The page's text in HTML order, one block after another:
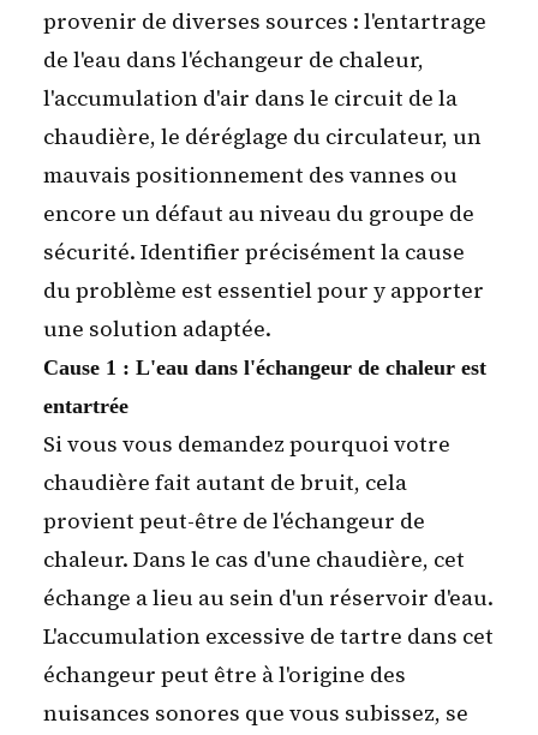
provenir de diverses sources : l'entartrage
de l'eau dans l'échangeur de chaleur,
l'accumulation d'air dans le circuit de la
chaudière, le déréglage du circulateur, un
mauvais positionnement des vannes ou
encore un défaut au niveau du groupe de
sécurité. Identifier précisément la cause
du problème est essentiel pour y apporter
une solution adaptée.
Cause 1 : L'eau dans l'échangeur de chaleur est
entartrée
Si vous vous demandez pourquoi votre
chaudière fait autant de bruit, cela
provient peut-être de l'échangeur de
chaleur. Dans le cas d'une chaudière, cet
échange a lieu au sein d'un réservoir d'eau.
L'accumulation excessive de tartre dans cet
échangeur peut être à l'origine des
nuisances sonores que vous subissez, se